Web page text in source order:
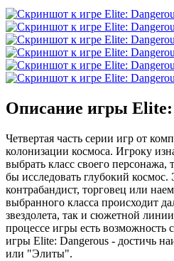
Описание игры Elite:
Четвертая часть серии игр от
колонизации космоса. Игроку
выбрать класс своего персонажа,
бы исследовать глубокий
контрабандист, торговец или
выбранного класса происходит
звездолета, так и сюжетной
процессе игры есть возможность
игры Elite: Dangerous - достичь
или "Элиты".